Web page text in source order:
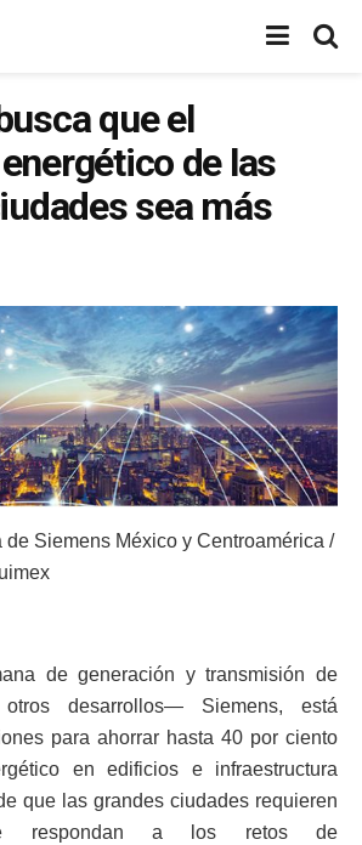
que el
de las
sea más
de Siemens México y Centroamérica /
de generación y transmisión de
desarrollos— Siemens, está
para ahorrar hasta 40 por ciento
en edificios e infraestructura
que las grandes ciudades requieren
respondan a los retos de